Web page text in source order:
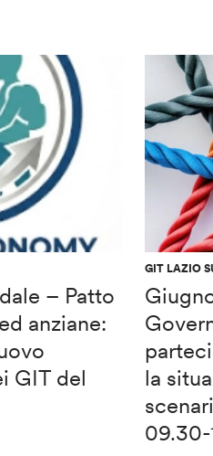
– Patto
anziane:
GIT del
GIT LAZIO
la
09.30-